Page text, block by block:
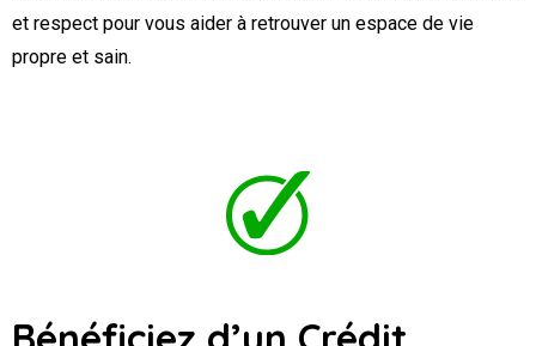
et respect pour vous aider à retrouver un espace de vie
propre et sain.